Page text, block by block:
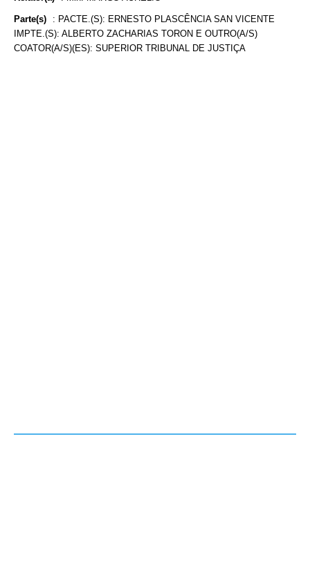
Parte(s) : PACTE.(S): ERNESTO PLASCÊNCIA SAN VICENTE
IMPTE.(S): ALBERTO ZACHARIAS TORON E OUTRO(A/S)
COATOR(A/S)(ES): SUPERIOR TRIBUNAL DE JUSTIÇA